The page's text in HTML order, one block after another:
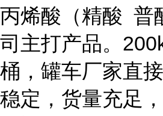
丙烯酸（精酸 普
司主打产品。
桶，罐车厂家直
稳定，货量充足